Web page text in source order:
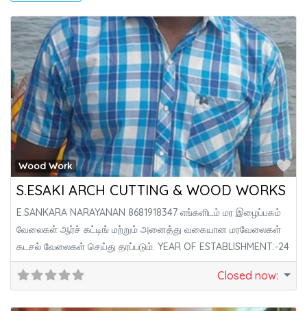
Wood Work
S.ESAKI ARCH CUTTING & WOOD WORKS
E.SANKARA NARAYANAN 8681918347 எங்களிடம் மர இழைப்பகம்
வேலைகள் ஆர்ச் கட்டிங் மற்றும் அனைத்து வகையான மரவேலைகள்
கடசல் வேலைகள் செய்து தரப்படும். YEAR OF ESTABLISHMENT:-24
Closed now: